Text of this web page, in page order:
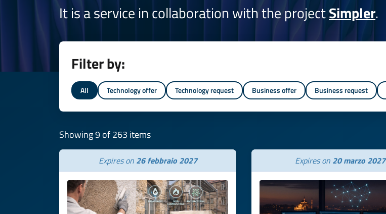
It is a service in collaboration with the projectSimpler.
Filter by:
All Technology offer Technology request Business offer Business request
Showing 9 of 263 items
Expires on 26 febbraio 2027 Expires on 20 marzo 2027